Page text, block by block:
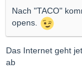
Nach "TACO"
opens.
Das Internet geht
ab